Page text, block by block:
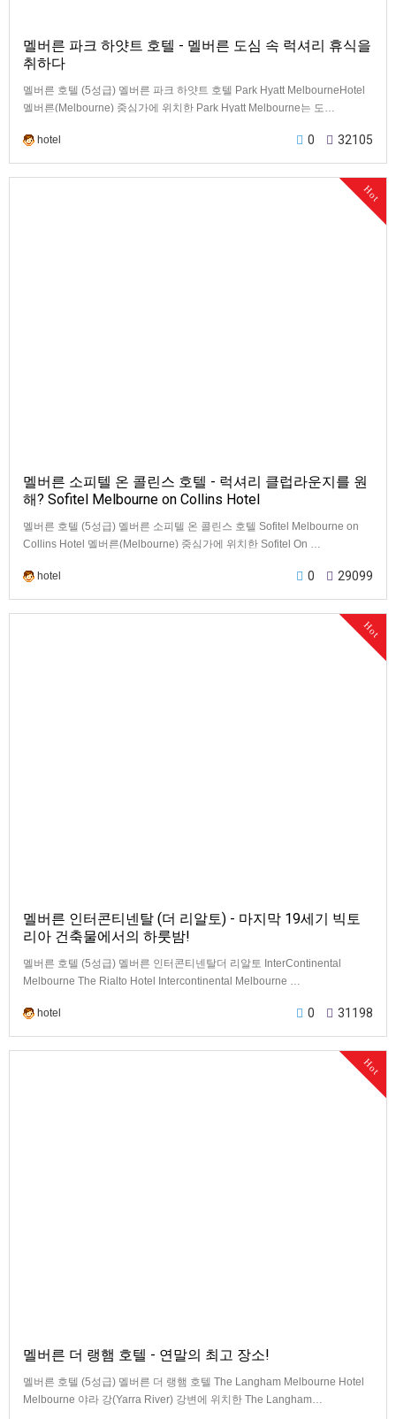
멜버른 파크 하얏트 호텔 - 멜버른 도심 속 럭셔리 휴식을
취하다
멜버른 호텔 (5성급) 멜버른 파크 하얏트 호텔 Park Hyatt MelbourneHotel
멜버른(Melbourne) 중심가에 위치한 Park Hyatt Melbourne는 도…
hotel 0 32105
Hot
멜버른 소피텔 온 콜린스 호텔 - 럭셔리 클럽라운지를 원
해? Sofitel Melbourne on Collins Hotel
멜버른 호텔 (5성급) 멜버른 소피텔 온 콜린스 호텔 Sofitel Melbourne on
Collins Hotel 멜버른(Melbourne) 중심가에 위치한 Sofitel On …
hotel 0 29099
Hot
멜버른 인터콘티넨탈 (더 리알토) - 마지막 19세기 빅토
리아 건축물에서의 하룻밤!
멜버른 호텔 (5성급) 멜버른 인터콘티넨탈더 리알토 InterContinental
Melbourne The Rialto Hotel Intercontinental Melbourne …
hotel 0 31198
Hot
멜버른 더 랭햄 호텔 - 연말의 최고 장소!
멜버른 호텔 (5성급) 멜버른 더 랭햄 호텔 The Langham Melbourne Hotel
Melbourne 야라 강(Yarra River) 강변에 위치한 The Langham…